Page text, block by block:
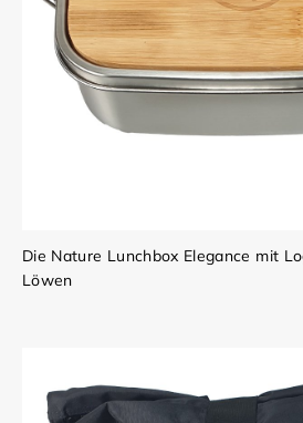
Die Nature Lunchbox Elegance mit
Löwen